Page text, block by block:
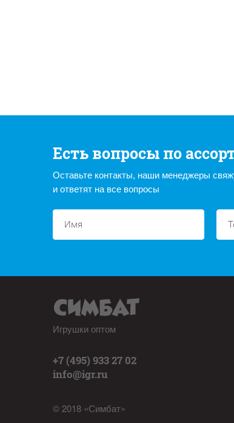
Есть вопросы по
Оставьте контакты, наши менеджеры
и ответят на все вопросы
Игрушки оптом
+7 (495) 933 27 02
info@igr.ru
© 2018 «Симбат»